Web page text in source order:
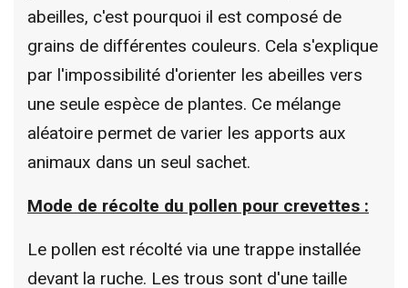
abeilles, c'est pourquoi il est composé de
grains de différentes couleurs. Cela s'explique
par l'impossibilité d'orienter les abeilles vers
une seule espèce de plantes. Ce mélange
aléatoire permet de varier les apports aux
animaux dans un seul sachet.
Mode de récolte du pollen pour crevettes :
Le pollen est récolté via une trappe installée
devant la ruche. Les trous sont d'une taille